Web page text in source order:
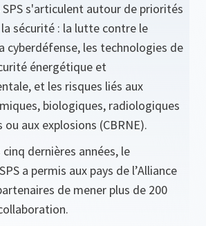
s'articulent autour de priorités
sécurité : la lutte contre le
cyberdéfense, les technologies de
énergétique et
et les risques liés aux
biologiques, radiologiques
ou aux explosions (CBRNE).
dernières années, le
a permis aux pays de l’Alliance
de mener plus de 200